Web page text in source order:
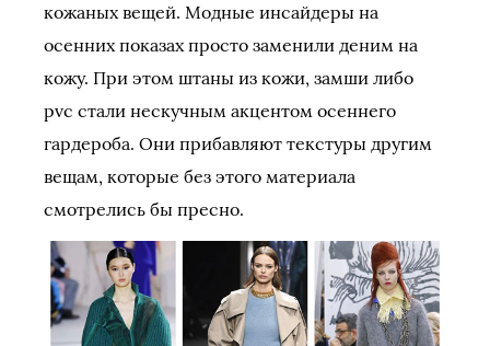
кожаных вещей. Модные инсайдеры на
осенних показах просто заменили деним на
кожу. При этом штаны из кожи, замши либо
pvc стали нескучным акцентом осеннего
гардероба. Они прибавляют текстуры другим
вещам, которые без этого материала
смотрелись бы пресно.